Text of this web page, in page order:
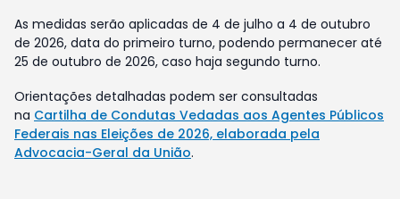
As medidas serão aplicadas de 4 de julho a 4 de outubro
de 2026, data do primeiro turno, podendo permanecer até
25 de outubro de 2026, caso haja segundo turno.
Orientações detalhadas podem ser consultadas
na Cartilha de Condutas Vedadas aos Agentes Públicos
Federais nas Eleições de 2026, elaborada pela
Advocacia-Geral da União.